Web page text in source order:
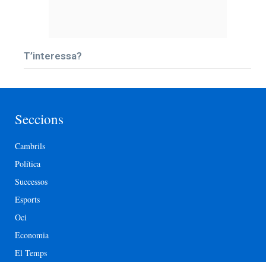
T’interessa?
Seccions
Cambrils
Política
Successos
Esports
Oci
Economia
El Temps